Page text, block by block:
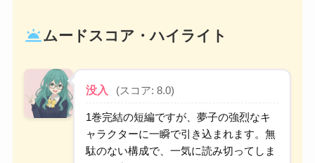
wb_twilightムードスコア・ハイライト
没入 (スコア: 8.0)
1巻完結の短編ですが、夢子の強烈なキ
ャラクターに一瞬で引き込まれます。無
駄のない構成で、一気に読み切ってしま